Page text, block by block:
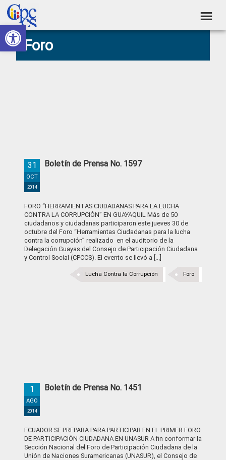
Abrir barra de herramientas
Skip
to
primary
navigation
Skip
to
main
content
Skip
to
primary
sidebar
Skip
to
footer
Consejo
de
Construyendo
Poder
Ciudadano
Foro
Boletín de Prensa No. 1597
31
OCT
2014
FORO “HERRAMIENTAS CIUDADANAS PARA LA LUCHA
CONTRA LA CORRUPCIÓN” EN GUAYAQUIL Más de 50
ciudadanos y ciudadanas participaron este jueves 30 de
octubre del Foro “Herramientas Ciudadanas para la lucha
contra la corrupción” realizado en el auditorio de la
Delegación Guayas del Consejo de Participación Ciudadana
y Control Social (CPCCS). El evento se llevó a [...]
Foro
Lucha Contra la Corrupción
Boletín de Prensa No. 1451
1
AGO
2014
ECUADOR SE PREPARA PARA PARTICIPAR EN EL PRIMER FORO
DE PARTICIPACIÓN CIUDADANA EN UNASUR A fin conformar la
Sección Nacional del Foro de Participación Ciudadana de la
Unión de Naciones Suramericanas (UNASUR), el Consejo de